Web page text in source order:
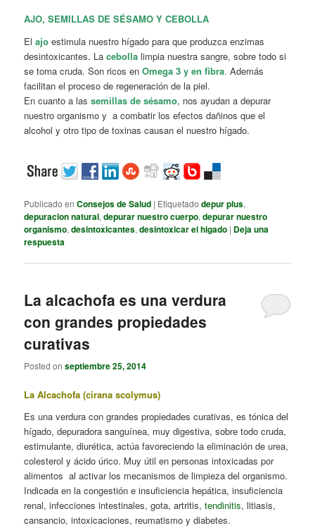
AJO, SEMILLAS DE SÉSAMO Y CEBOLLA
Elajo estimula nuestro hígado para que produzca enzimas
desintoxicantes. Lacebolla limpia nuestra sangre, sobre todo si
se toma cruda. Son ricos en Omega 3 y en fibra. Además
facilitan el proceso de regeneración de la piel.
En cuanto a lassemillas de sésamo, nos ayudan a depurar
nuestro organismo y a combatir los efectos dañinos que el
alcohol y otro tipo de toxinas causan el nuestro hígado.
Publicado en Consejos de Salud | Etiquetado depur plus,
depuracion natural,depurar nuestro cuerpo,depurar nuestro
organismo,desintoxicantes,desintoxicar el higado | Deja una
respuesta
La alcachofa es una verdura
con grandes propiedades
curativas
Posted onseptiembre 25, 2014
La Alcachofa (cirana scolymus)
Es una verdura con grandes propiedades curativas, es tónica del
hígado, depuradora sanguínea, muy digestiva, sobre todo cruda,
estimulante, diurética, actúa favoreciendo la eliminación de urea,
colesterol y ácido úrico. Muy útil en personas intoxicadas por
alimentos al activar los mecanismos de limpieza del organismo.
Indicada en la congestión e insuficiencia hepática, insuficiencia
renal, infecciones intestinales, gota, artritis, tendinitis, litiasis,
cansancio, intoxicaciones, reumatismo y diabetes.